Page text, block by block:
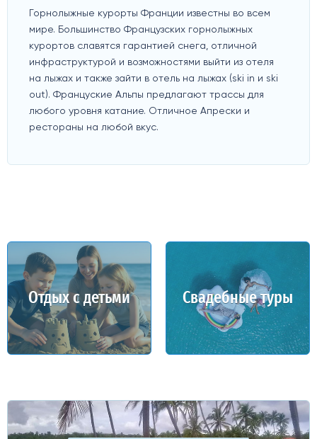
Горнолыжные курорты Франции известны во всем
мире. Большинство Французских горнолыжных
курортов славятся гарантией снега, отличной
инфраструктурой и возможностями выйти из отеля
на лыжах и также зайти в отель на лыжах (ski in и ski
out). Француские Альпы предлагают трассы для
любого уровня катание. Отличное Апрески и
рестораны на любой вкус.
Отдых с детьми Свадебные туры